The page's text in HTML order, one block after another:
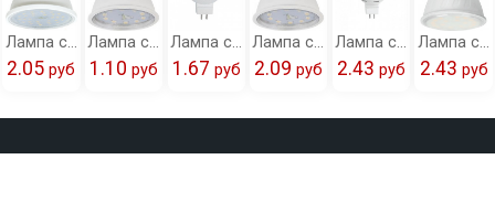
Лампа светодиодная Ecola MR16 LED 7,0W 220V GU5.3 4200K прозрачная 48x50 /M2SV70ELC/
2.05pуб
Лампа светодиодная Ecola Light MR16 LED 5,0W 220V GU5.3 2800K прозрачная 48x50 /M7TW50ELC/
1.10pуб
Лампа светодиодная Ecola MR16 LED 7,0W 220V GU5.3 2800K прозрачная 48x50 /M2SW70ELC/
1.67 pуб
Лампа светодиодная Ecola Light MR16 LED 5,0W 220V GU5.3 2800K матовая 48x50 /M7MW50ELC/
2.09pуб
Лампа светодиодная Ecola MR16 LED 10,0W 220V GU5.3 2800K матовая 51x50 /M2RW10ELC/
2.43 pуб
Лампа светодиодная Ecola MR16 LED 10,0W 220V GU5.3 4200K прозрачная 51x50 /M2SV10ELC/
2.43 pуб